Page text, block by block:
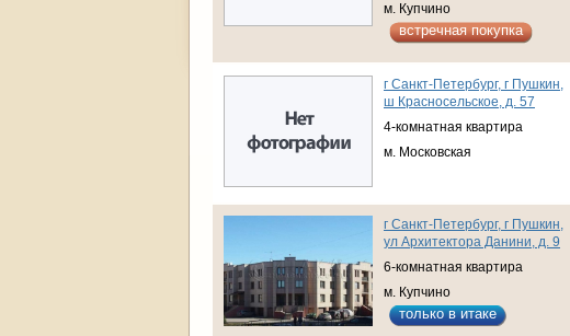
м. Купчино
встречная покупка
г Санкт-Петербург, г Пушкин,
ш Красносельское, д. 57
4-комнатная квартира
м. Московская
г Санкт-Петербург, г Пушкин,
ул Архитектора Данини, д. 9
6-комнатная квартира
м. Купчино
только в итаке